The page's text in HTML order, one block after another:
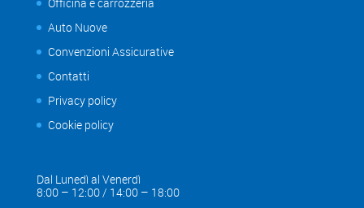
Auto Nuove
Convenzioni Assicurative
Contatti
Privacy policy
Cookie policy
Dal Lunedì al Venerdì
8:00 – 12:00 / 14:00 – 18:00